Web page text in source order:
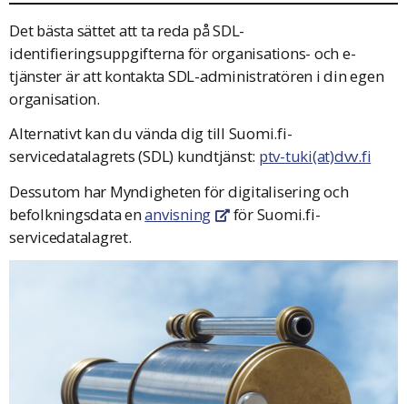
Det bästa sättet att ta reda på SDL-
identifieringsuppgifterna för organisations- och e-
tjänster är att kontakta SDL-administratören i din egen
organisation.
Alternativt kan du vända dig till Suomi.fi-
servicedatalagrets (SDL) kundtjänst: ptv-tuki(at)dvv.fi
Dessutom har Myndigheten för digitalisering och
befolkningsdata enanvisning Öppnas i en ny flik
för Suomi.fi-
servicedatalagret.